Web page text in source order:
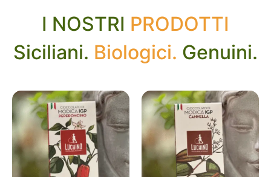
I NOSTRI PRODOTTI
Siciliani. Biologici. Genuini.